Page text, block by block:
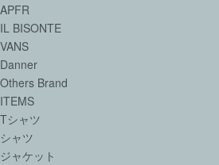
APFR
IL BISONTE
VANS
Danner
Others Brand
ITEMS
Tシャツ
シャツ
ジャケット